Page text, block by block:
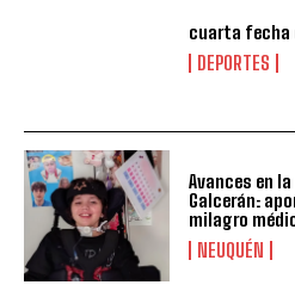
cuarta fecha
DEPORTES
Avances en
Galcerán:
milagro
NEUQUÉN